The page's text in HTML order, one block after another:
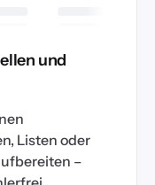
und
Listen oder
–